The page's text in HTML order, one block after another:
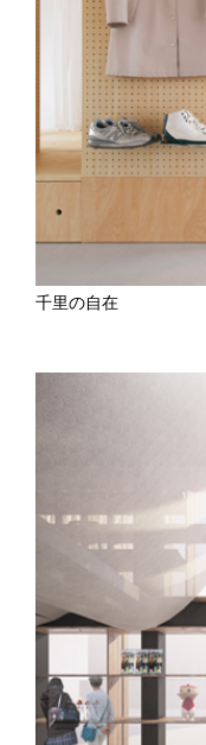
千里の自在